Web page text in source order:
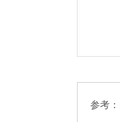
参考：